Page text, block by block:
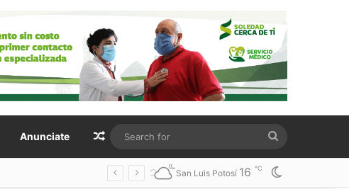
Anunciate Random Article
for
San Luis Potosí 16 ℃